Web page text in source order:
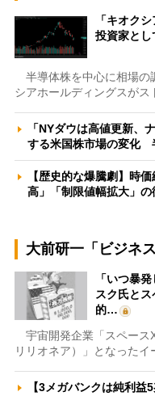
「キオク
投資家と
半導体株を中心に相場の
シアホールディングスが
「NYダウは高値更新、
する米国株市場の変化
【歴史的な爆騰劇】時
高」「制限値幅拡大」
大前研一「ビジネ
「いつ暴
スク氏と
的…
宇宙開発企業「スペース
リリオネア）」となった
【3メガバンクは純利